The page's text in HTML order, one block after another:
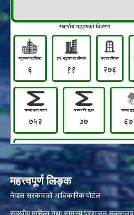
महत्त्वपूर्ण लिङ्क
नेपाल सरकारको आधिकारिक पोर्टल